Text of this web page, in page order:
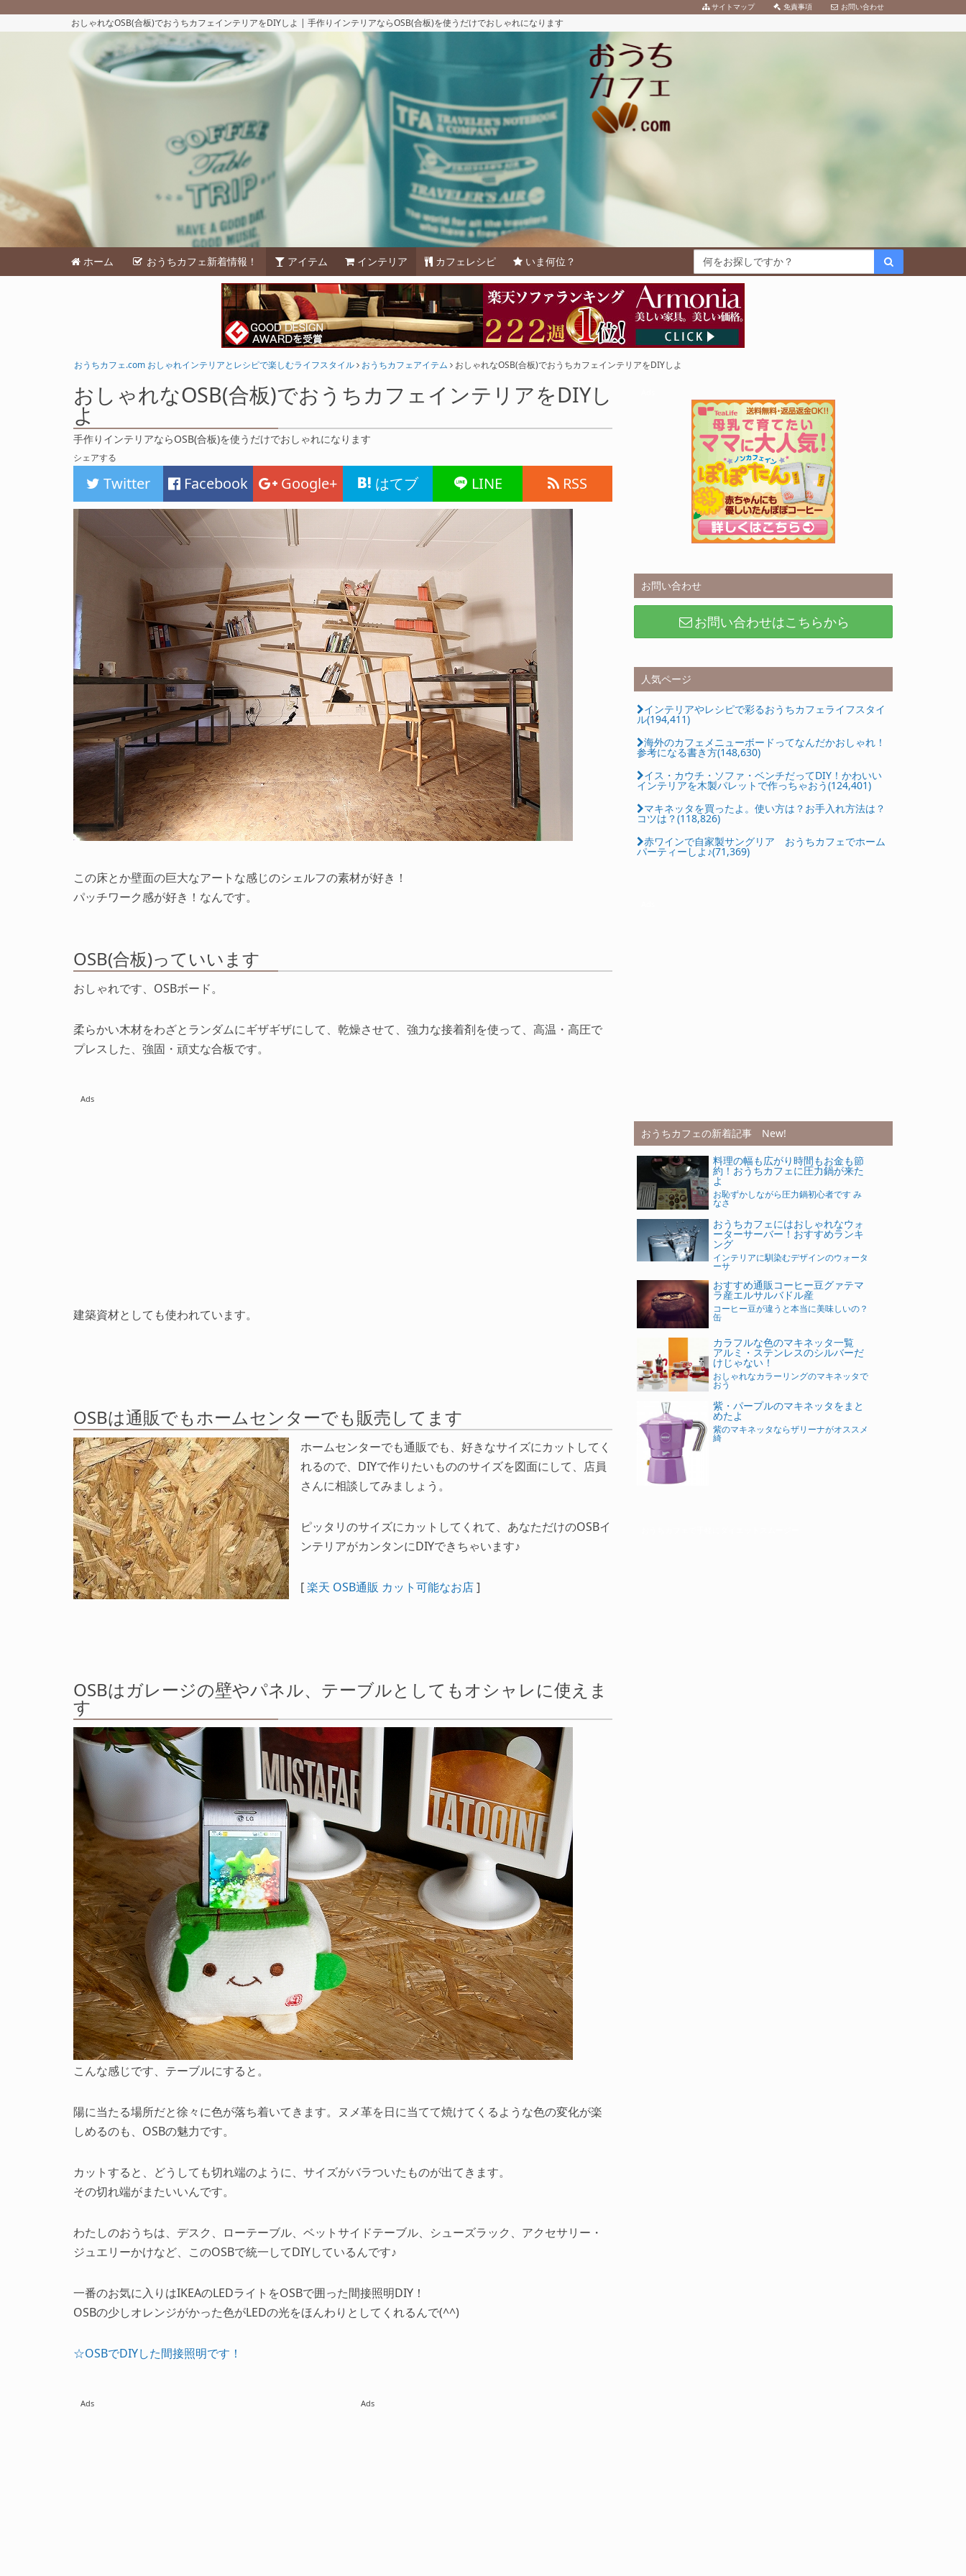
おしゃれなOSB(合板)でおうちカフェインテリアをDIYしよ | 手作りインテリアならOSB(合板)を使うだけでおしゃれになります
おうちカフェ.com おしゃれインテリアとレシピで楽しむライフスタイル おうちカフェアイテム おしゃれなOSB(合板)でおうちカフェインテリアをDIYしよ
おしゃれなOSB(合板)でおうちカフェインテリアをDIYし
よ
手作りインテリアならOSB(合板)を使うだけでおしゃれになります
シェアする
Twitter Facebook Google+ はてブ LINE RSS
この床とか壁面の巨大なアートな感じのシェルフの素材が好き！
パッチワーク感が好き！なんです。
OSB(合板)っていいます
おしゃれです、OSBボード。
柔らかい木材をわざとランダムにギザギザにして、乾燥させて、強力な接着剤を使って、高温・高圧で
プレスした、強固・頑丈な合板です。
Ads
建築資材としても使われています。
OSBは通販でもホームセンターでも販売してます
ホームセンターでも通販でも、好きなサイズにカットしてく
れるので、DIYで作りたいもののサイズを図面にして、店員
さんに相談してみましょう。
ピッタリのサイズにカットしてくれて、あなただけのOSBイ
ンテリアがカンタンにDIYできちゃいます♪
[楽天 OSB通販 カット可能なお店]
OSBはガレージの壁やパネル、テーブルとしてもオシャレに使えま
す
こんな感じです、テーブルにすると。
陽に当たる場所だと徐々に色が落ち着いてきます。ヌメ革を日に当てて焼けてくるような色の変化が楽
しめるのも、OSBの魅力です。
カットすると、どうしても切れ端のように、サイズがバラついたものが出てきます。
その切れ端がまたいいんです。
わたしのおうちは、デスク、ローテーブル、ベットサイドテーブル、シューズラック、アクセサリー・
ジュエリーかけなど、このOSBで統一してDIYしているんです♪
一番のお気に入りはIKEAのLEDライトをOSBで囲った間接照明DIY！
OSBの少しオレンジがかった色がLEDの光をほんわりとしてくれるんで(^^)
☆OSBでDIYした間接照明です！
Ads Ads
お問い合わせ
お問い合わせはこちらから
人気ページ
インテリアやレシピで彩るおうちカフェライフスタイ
ル(194,411)
海外のカフェメニューボードってなんだかおしゃれ！
参考になる書き方(148,630)
イス・カウチ・ソファ・ベンチだってDIY！かわいい
インテリアを木製パレットで作っちゃおう(124,401)
マキネッタを買ったよ。使い方は？お手入れ方法は？
コツは？(118,826)
赤ワインで自家製サングリア おうちカフェでホーム
パーティーしよ♪(71,369)
おうちカフェの新着記事 New!
料理の幅も広がり時間もお金も節
約！おうちカフェに圧力鍋が来た
よ
お恥ずかしながら圧力鍋初心者です み
なさ
おうちカフェにはおしゃれなウォ
ーターサーバー！おすすめランキ
ング
インテリアに馴染むデザインのウォータ
ーサ
おすすめ通販コーヒー豆グァテマ
ラ産エルサルバドル産
コーヒー豆が違うと本当に美味しいの？
缶
カラフルな色のマキネッタ一覧
アルミ・ステンレスのシルバーだ
けじゃない！
おしゃれなカラーリングのマキネッタで
おう
紫・パープルのマキネッタをまと
めたよ
紫のマキネッタならザリーナがオススメ
綺
ホーム おうちカフェ新着情報！ アイテム インテリア カフェレシピ いま何位？
お問い合わせ
免責事項
サイトマップ